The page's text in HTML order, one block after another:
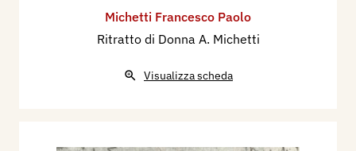
Michetti Francesco Paolo
Ritratto di Donna A. Michetti
Visualizza scheda